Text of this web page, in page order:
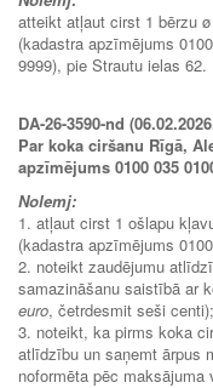
atteikt atļaut cirst 1 bērzu
(kadastra apzīmējums
9999), pie Strautu ielas 62.
DA-26-3590-nd
Par koka ciršanu Rīgā,
apzīmējums 0100 035
Nolemj:
1. atļaut cirst 1 ošlapu
(kadastra apzīmējums
2. noteikt zaudējumu
samazināšanu saistībā ar
euro, četrdesmit seši centi);
3. noteikt, ka pirms koka
atlīdzību un saņemt ārpus
noformēta pēc maksājuma